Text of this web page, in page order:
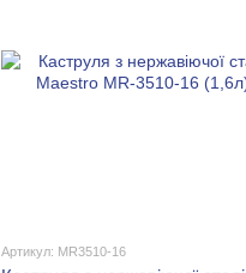
Артикул: MR3510-16